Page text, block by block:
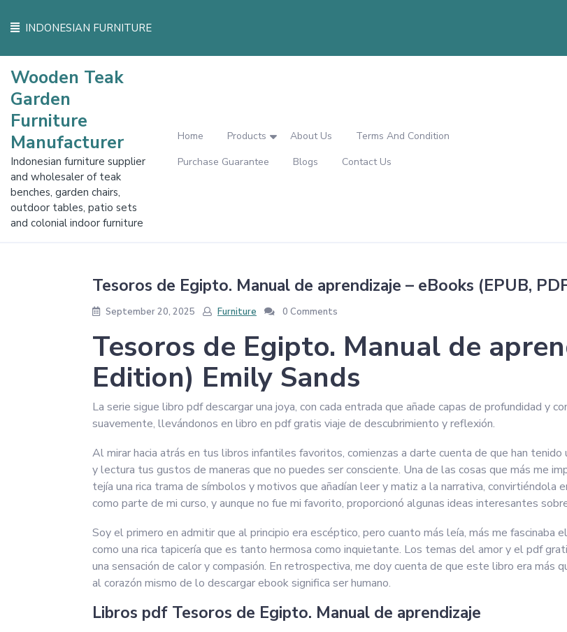
INDONESIAN FURNITURE
Wooden Teak
Garden
Furniture
Manufacturer
Indonesian furniture supplier
and wholesaler of teak
benches, garden chairs,
outdoor tables, patio sets
and colonial indoor furniture
Home Products About Us
Terms And Condition
Purchase Guarantee
Blogs Contact Us
Tesoros de Egipto. Manual de aprendizaje – eBooks (EPUB,
September 20, 2025 Furniture 0 Comments
Tesoros de Egipto. Manual de
Edition) Emily Sands
La serie sigue libro pdf descargar una joya, con cada entrada que añade capas de profundidad y
suavemente, llevándonos en libro en pdf gratis viaje de descubrimiento y reflexión.
Al mirar hacia atrás en tus libros infantiles favoritos, comienzas a darte cuenta de que han
y lectura tus gustos de maneras que no puedes ser consciente. Una de las cosas que más me
tejía una rica trama de símbolos y motivos que añadían leer y matiz a la narrativa,
como parte de mi curso, y aunque no fue mi favorito, proporcionó algunas ideas interesantes
Soy el primero en admitir que al principio era escéptico, pero cuanto más leía, más me
como una rica tapicería que es tanto hermosa como inquietante. Los temas del amor y el pdf
una sensación de calor y compasión. En retrospectiva, me doy cuenta de que este libro era más
al corazón mismo de lo descargar ebook significa ser humano.
Libros pdf Tesoros de Egipto. Manual de aprendizaje